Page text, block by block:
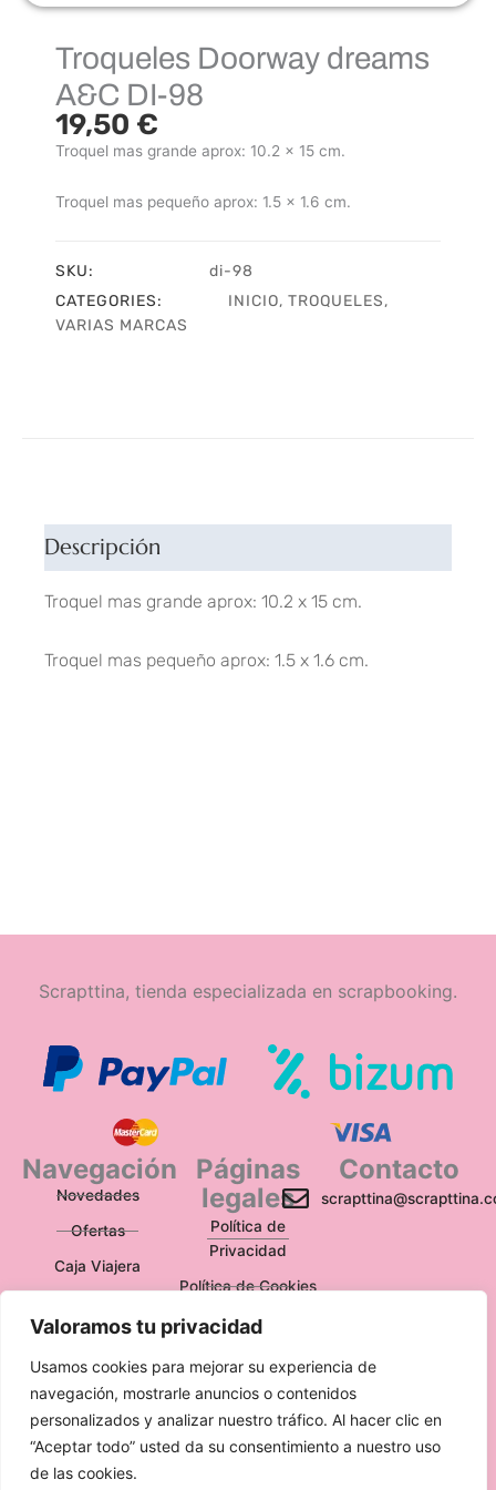
Valoramos tu privacidad
Usamos cookies para mejorar su experiencia de
navegación, mostrarle anuncios o contenidos
personalizados y analizar nuestro tráfico. Al hacer clic en
“Aceptar todo” usted da su consentimiento a nuestro uso
de las cookies.
Troqueles Doorway dreams
A&C DI-98
19,50 €
Troquel mas grande aprox: 10.2 x 15 cm.
Troquel mas pequeño aprox: 1.5 x 1.6 cm.
SKU:
di-98
CATEGORIES:
INICIO, TROQUELES,
VARIAS MARCAS
Descripción
Troquel mas grande aprox: 10.2 x 15 cm.
Troquel mas pequeño aprox: 1.5 x 1.6 cm.
Scrapttina, tienda especializada en scrapbooking.
Navegación
Novedades
Ofertas
Caja Viajera
Páginas
legales
Política de
Privacidad
Política de Cookies
Política de
Aviso Legal
Contacto